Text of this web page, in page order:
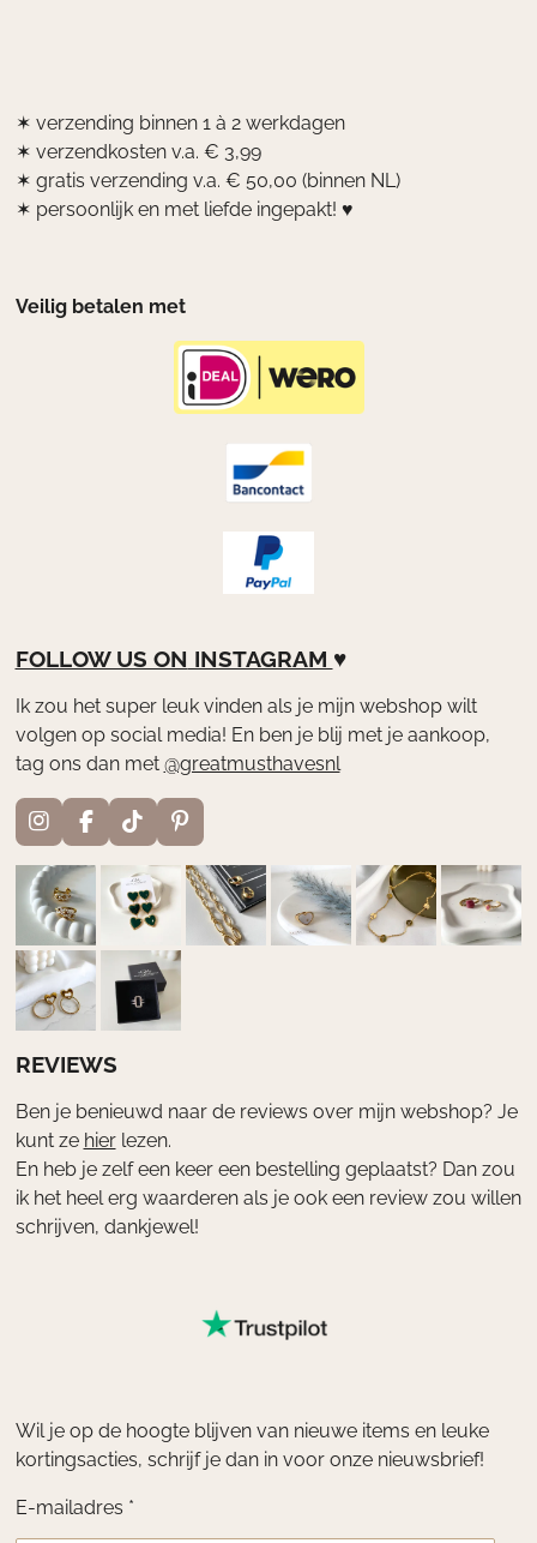
✶ verzending binnen 1 à 2 werkdagen
✶ verzendkosten v.a. € 3,99
✶ gratis verzending v.a. € 50,00 (binnen NL)
✶ persoonlijk en met liefde ingepakt! ♥
Veilig betalen met
FOLLOW US ON INSTAGRAM ♥
Ik zou het super leuk vinden als je mijn webshop wilt
volgen op social media! En ben je blij met je aankoop,
tag ons dan met @greatmusthavesnl
I
n
s
t
a
r
a
m
F
a
c
e
b
o
o
k
T
i
k
T
o
P
i
n
e
REVIEWS
Ben je benieuwd naar de reviews over mijn webshop? Je
kunt ze hierlezen.
En heb je zelf een keer een bestelling geplaatst? Dan zou
ik het heel erg waarderen als je ook een review zou willen
schrijven, dankjewel!
Wil je op de hoogte blijven van nieuwe items en leuke
kortingsacties, schrijf je dan in voor onze nieuwsbrief!
E-mailadres *